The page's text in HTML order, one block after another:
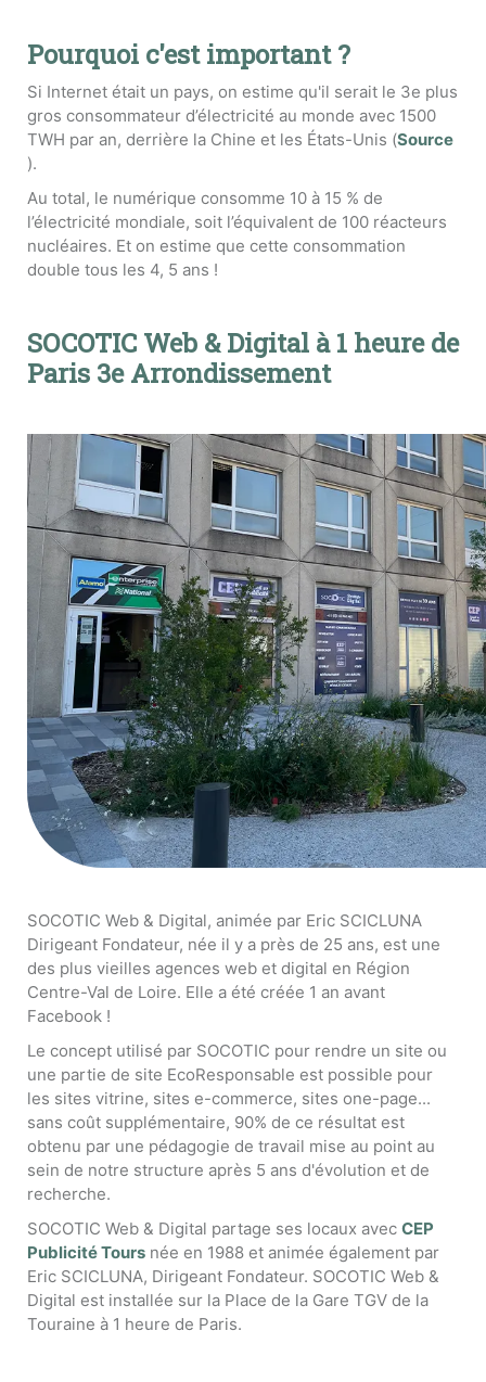
Pourquoi c'est important ?
Si Internet était un pays, on estime qu'il serait le 3e plus
gros consommateur d’électricité au monde avec 1500
TWH par an, derrière la Chine et les États-Unis (Source
).
Au total, le numérique consomme 10 à 15 % de
l’électricité mondiale, soit l’équivalent de 100 réacteurs
nucléaires. Et on estime que cette consommation
double tous les 4, 5 ans !
SOCOTIC Web & Digital à 1 heure de
Paris 3e Arrondissement
SOCOTIC Web & Digital, animée par Eric SCICLUNA
Dirigeant Fondateur, née il y a près de 25 ans, est une
des plus vieilles agences web et digital en Région
Centre-Val de Loire. Elle a été créée 1 an avant
Facebook !
Le concept utilisé par SOCOTIC pour rendre un site ou
une partie de site EcoResponsable est possible pour
les sites vitrine, sites e-commerce, sites one-page...
sans coût supplémentaire, 90% de ce résultat est
obtenu par une pédagogie de travail mise au point au
sein de notre structure après 5 ans d'évolution et de
recherche.
SOCOTIC Web & Digital partage ses locaux avec CEP
Publicité Tours née en 1988 et animée également par
Eric SCICLUNA, Dirigeant Fondateur. SOCOTIC Web &
Digital est installée sur la Place de la Gare TGV de la
Touraine à 1 heure de Paris.